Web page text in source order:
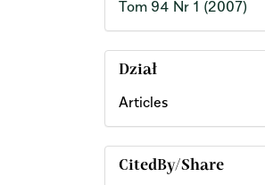
Tom 94 Nr 1 (2007)
Dział
Articles
CitedBy/Share